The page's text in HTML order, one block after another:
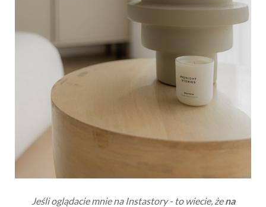
Jeśli oglądacie mnie na Instastory - to wiecie, żena